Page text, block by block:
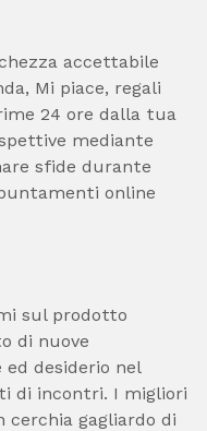
accettabile
Mi piace, regali
24 ore dalla tua
mediante
sfide durante
online
sul prodotto
di nuove
desiderio nel
di incontri. I migliori
gagliardo di